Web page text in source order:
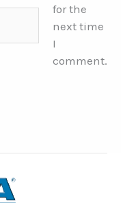
for the
next time
I
comment.